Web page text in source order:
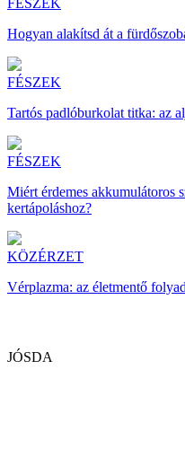
FÉSZEK
Hogyan alakítsd át a
FÉSZEK
Tartós padlóburkolat titka: az
FÉSZEK
Miért érdemes akkumulátoros
kertápoláshoz?
KÖZÉRZET
Vérplazma: az életmentő
JÓSDA